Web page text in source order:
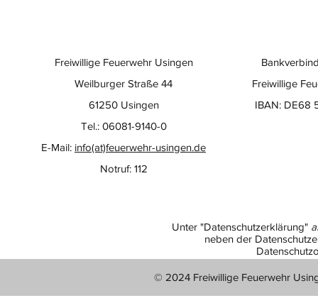
Freiwillige
IBAN: DE68
Freiwillige Feuerwehr Usingen
Weilburger Straße 44
61250 Usingen
Tel.: 06081-9140-0
E-Mail: info(at)feuerwehr-usingen.de
Notruf: 112
Unter "Datenschutzerklärung"
neben der
© 2024 Freiwillige Feuerwehr